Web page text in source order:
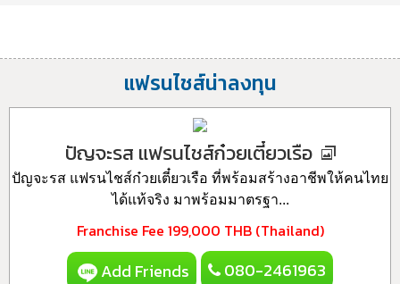
แฟรนไชส์น่าลงทุน
ปัญจะรส แฟรนไชส์ก๋วยเตี๋ยวเรือ
ปัญจะรส แฟรนไชส์ก๋วยเตี๋ยวเรือ ที่พร้อมสร้างอาชีพให้คนไทย
ได้แท้จริง มาพร้อมมาตรฐา...
Franchise Fee 199,000 THB (Thailand)
Add Friends 080-2461963